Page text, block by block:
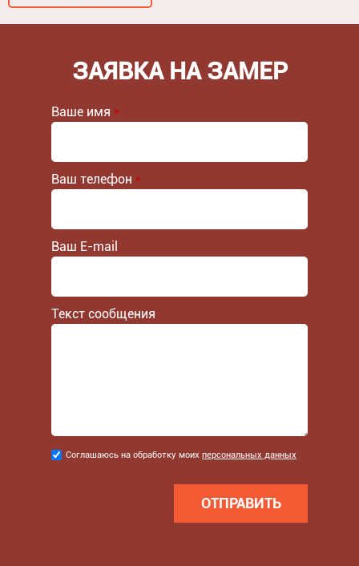
ЗАЯВКА НА ЗАМЕР
Ваше имя *
Ваш телефон *
Ваш E-mail
Текст сообщения
Соглашаюсь
Соглашаюсь на обработку моих персональных данных